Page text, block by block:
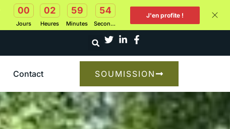
00
Jours
02
Heures
59
Minutes
53
Secondes
J'en profite !
Contact SOUMISSION